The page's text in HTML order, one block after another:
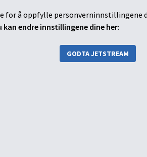
for å oppfylle personverninnstillingene
kan endre innstillingene dine her:
GODTA JETSTREAM